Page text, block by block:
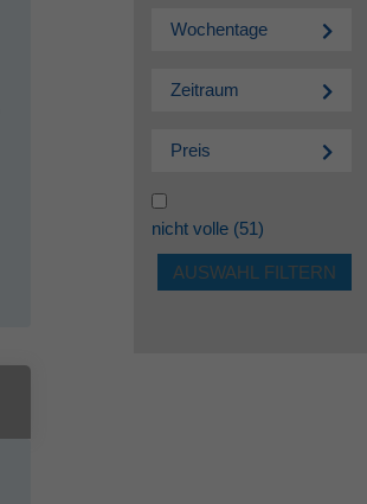
Wochentage
Zeitraum
Preis
nicht volle(51)